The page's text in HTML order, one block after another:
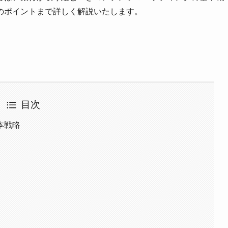
イントまで詳しく解説いたします。
目次
戦略